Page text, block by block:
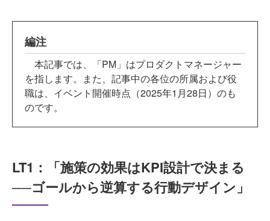
編注
本記事では、「PM」はプロダクトマネージャー
を指します。また、記事中の各位の所属および役
職は、イベント開催時点（2025年1月28日）のも
のです。
LT1：「施策の効果はKPI設計で決まる
──ゴールから逆算する行動デザイン」